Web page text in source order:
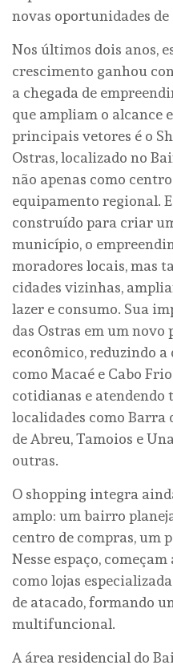
novas oportunidades de
Nos últimos dois anos,
crescimento ganhou
a chegada de
que ampliam o alcance
principais vetores é o
Ostras, localizado no
não apenas como
equipamento regional.
construído para criar
município, o
moradores locais, mas
cidades vizinhas,
lazer e consumo. Sua
das Ostras em um
econômico, reduzindo a
como Macaé e Cabo
cotidianas e atendendo
localidades como Barra
de Abreu, Tamoios e
outras.
O shopping integra
amplo: um bairro
centro de compras, um
Nesse espaço,
como lojas
de atacado, formando
multifuncional.
A área residencial do